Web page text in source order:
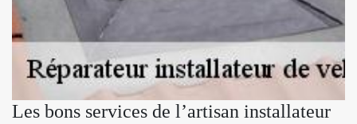
Les bons services de l’artisan installateur